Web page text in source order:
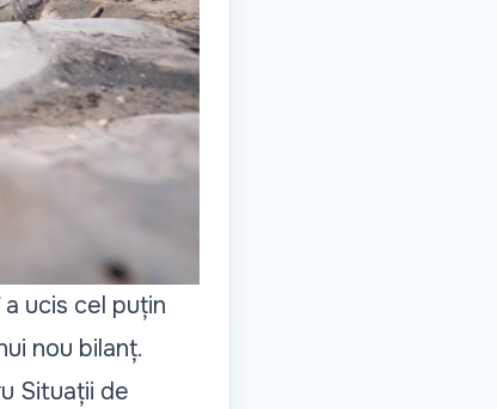
ucis cel puțin
nou bilanț.
Situații de